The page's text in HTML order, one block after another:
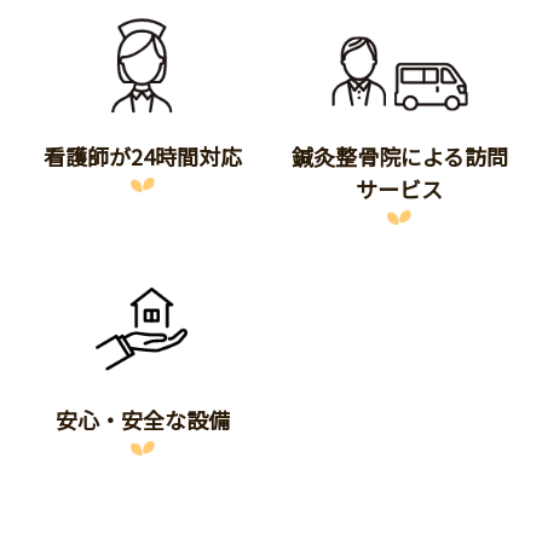
看護師が24時間対応
鍼灸整骨院による訪問
サービス
安心・安全な設備